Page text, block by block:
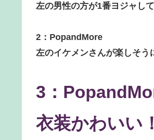
左の男性の方が1番ヨジャして
2：PopandMore
左のイケメンさんが楽しそ
3：
衣装かわいい